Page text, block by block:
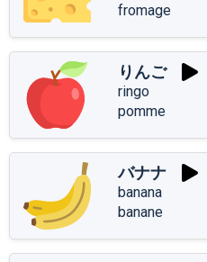
fromage
りんご
ringo
pomme
バナナ
banana
banane